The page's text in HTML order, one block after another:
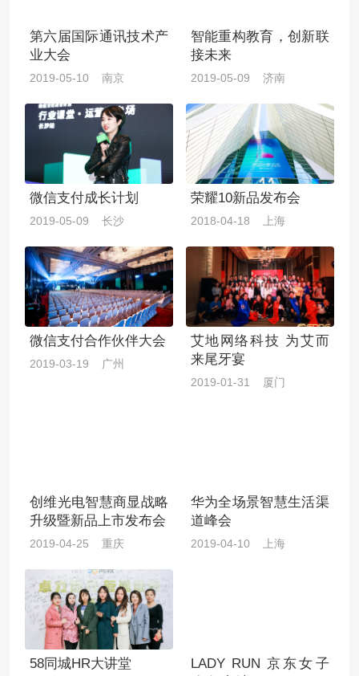
第六届国际通讯技术产
业大会
2019-05-10 南京
智能重构教育，创新联
接未来
2019-05-09 济南
微信支付成长计划
2019-05-09 长沙
荣耀10新品发布会
2018-04-18 上海
微信支付合作伙伴大会
2019-03-19 广州
艾地网络科技 为艾而
来尾牙宴
2019-01-31 厦门
创维光电智慧商显战略
升级暨新品上市发布会
2019-04-25 重庆
华为全场景智慧生活渠
道峰会
2019-04-10 上海
58同城HR大讲堂
LADY RUN 京东女子